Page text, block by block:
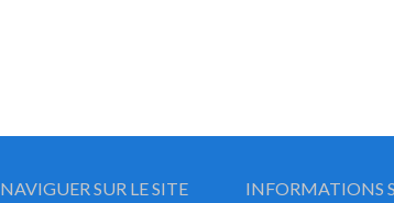
NAVIGUER SUR LE SITE INFORMATIONS